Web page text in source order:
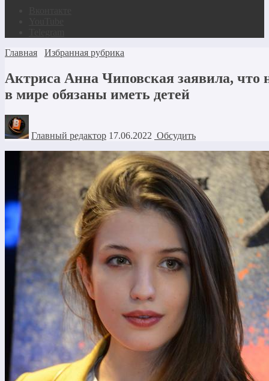
Главная
Избранная рубрика
Актриса Анна Чиповская заявила, что
в мире обязаны иметь детей
Главный редактор 17.06.2022 Обсудить